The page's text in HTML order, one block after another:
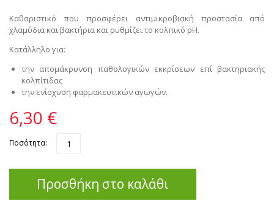
Καθαριστικό που προσφέρει αντιμικροβιακή προστασία από
χλαμύδια και βακτήρια και ρυθμίζει το κολπικό pH.
Κατάλληλο για:
την απομάκρυνση παθολογικών εκκρίσεων επί βακτηριακής
κολπίτιδας
την ενίσχυση φαρμακευτικών αγωγών.
6,30 €
Ποσότητα:
Προσθήκη στο καλάθι